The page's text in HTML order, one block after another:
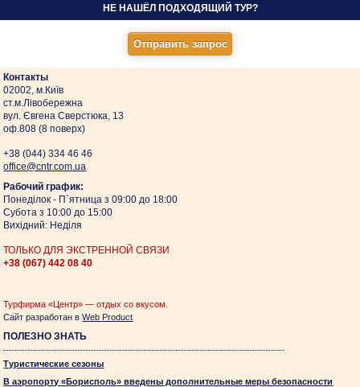
НЕ НАШЁЛ ПОДХОДЯЩИЙ ТУР?
Контакты
02002, м.Київ
ст.м.Лівобережна
вул. Євгена Сверстюка, 13
оф.808 (8 поверх)
+38 (044)334 46 46
оffice@cntr.com.ua
Рабочий график:
Понеділок - П`ятница з 09:00 до 18:00
Субота з 10:00 до 15:00
Вихідний: Неділя
ТОЛЬКО ДЛЯ ЭКСТРЕННОЙ СВЯЗИ
+38 (067)442 08 40
Турфирма «Центр» — отдых со вкусом.
Сайт разработан вWeb Product
ПОЛЕЗНО ЗНАТЬ
Туристические сезоны
В аэропорту «Борисполь» введены дополнительные меры безопасности